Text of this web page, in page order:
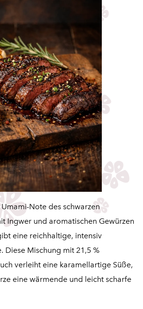
Note des schwarzen
Ingwer und aromatischen Gewürzen
eine reichhaltige, intensiv
Diese Mischung mit 21,5 %
verleiht eine karamellartige Süße,
eine wärmende und leicht scharfe